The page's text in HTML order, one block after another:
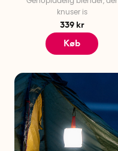
knuser is
339 kr
Køb